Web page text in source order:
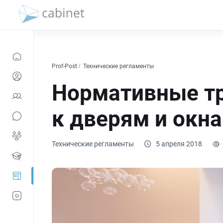
Prof-Post Технические регламенты
Нормативные
к дверям и
Технические регламенты 5 апреля 2018